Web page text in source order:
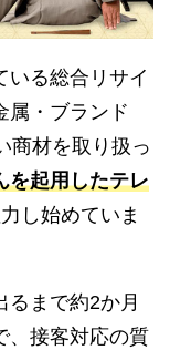
いる総合リサイ
属・ブランド
商材を取り扱っ
を起用したテレ
し始めていま
まで約2か月
、接客対応の質